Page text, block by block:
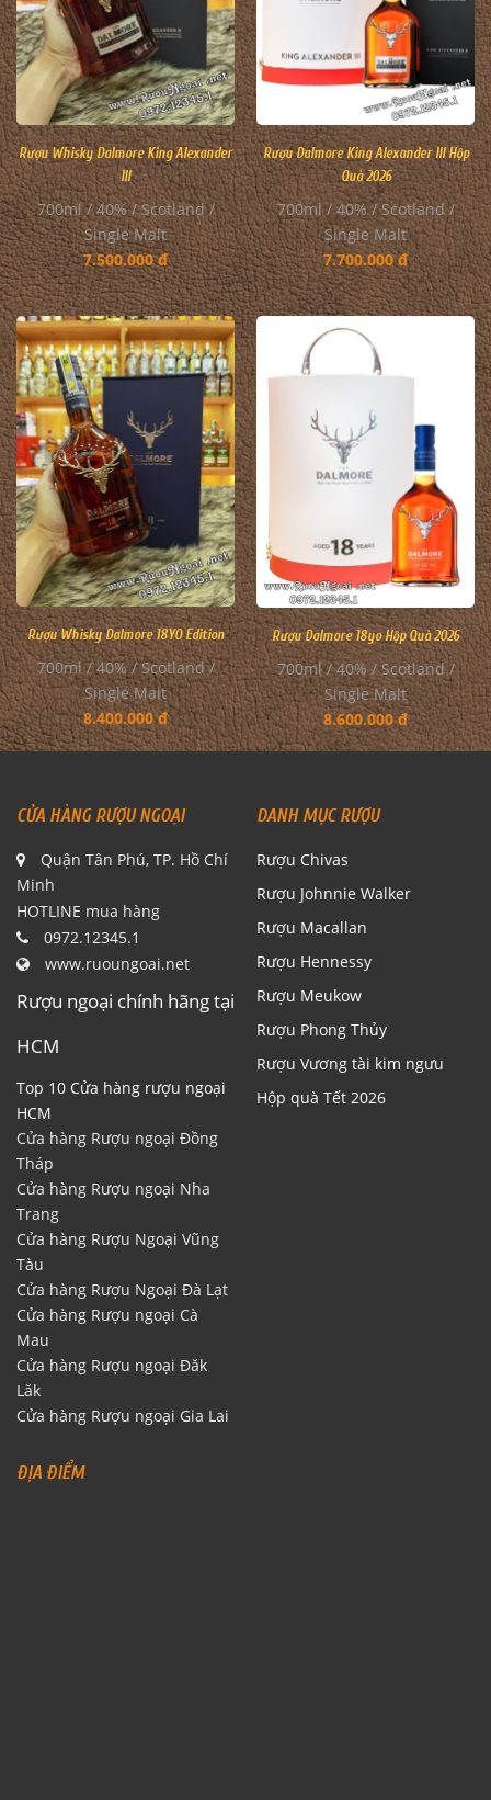
Rượu Whisky Dalmore King Alexander
III
700ml / 40% / Scotland /
Single Malt
7.500.000 đ
Rượu Dalmore King Alexander III Hộp
Quà 2026
700ml / 40% / Scotland /
Single Malt
7.700.000 đ
Rượu Whisky Dalmore 18YO Edition
700ml / 40% / Scotland /
Single Malt
8.400.000 đ
Rượu Dalmore 18yo Hộp Quà 2026
700ml / 40% / Scotland /
Single Malt
8.600.000 đ
CỬA HÀNG RƯỢU NGOẠI
Quận Tân Phú, TP. Hồ Chí
Minh
HOTLINE mua hàng
0972.12345.1
www.ruoungoai.net
Rượu ngoại chính hãng tại
HCM
Top 10 Cửa hàng rượu ngoại
HCM
Cửa hàng Rượu ngoại Đồng
Tháp
Cửa hàng Rượu ngoại Nha
Trang
Cửa hàng Rượu Ngoại Vũng
Tàu
Cửa hàng Rượu Ngoại Đà Lạt
Cửa hàng Rượu ngoại Cà
Mau
Cửa hàng Rượu ngoại Đăk
Lăk
Cửa hàng Rượu ngoại Gia Lai
DANH MỤC RƯỢU
Rượu Chivas
Rượu Johnnie Walker
Rượu Macallan
Rượu Hennessy
Rượu Meukow
Rượu Phong Thủy
Rượu Vương tài kim ngưu
Hộp quà Tết 2026
ĐỊA ĐIỂM